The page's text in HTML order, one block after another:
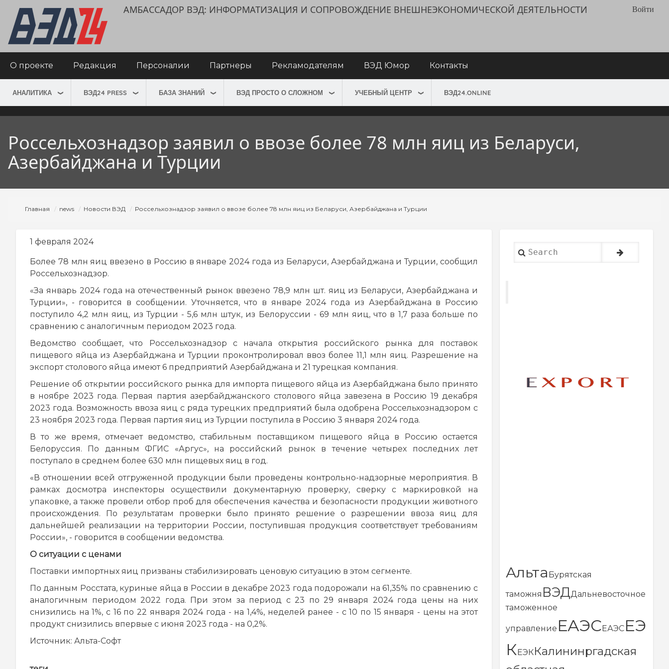
Перейти
основному
содержанию
User
account
menu
Войти
АМБАССАДОР ВЭД: ИНФОРМАТИЗАЦИЯ И СОПРОВОЖДЕНИЕ ВНЕШНЕЭКОНОМИЧЕСКОЙ ДЕЯТЕЛЬНОСТИ
Main
navigation
О проекте Редакция Персоналии Партнеры Рекламодателям ВЭД Юмор Контакты
АНАЛИТИКА ВЭД24 PRESS БАЗА ЗНАНИЙ ВЭД ПРОСТО О СЛОЖНОМ УЧЕБНЫЙ ЦЕНТР ВЭД24.ONLINE
Россельхознадзор заявил о ввозе более 78 млн яиц из Беларуси,
Азербайджана и Турции
Строка
Главная news Новости ВЭД Россельхознадзор заявил о ввозе более 78 млн яиц из Беларуси, Азербайджана и Турции
1 февраля 2024
Более 78 млн яиц ввезено в Россию в январе 2024 года из Беларуси, Азербайджана и Турции, сообщил
Россельхознадзор.
«За январь 2024 года на отечественный рынок ввезено 78,9 млн шт. яиц из Беларуси, Азербайджана и
Турции», - говорится в сообщении. Уточняется, что в январе 2024 года из Азербайджана в Россию
поступило 4,2 млн яиц, из Турции - 5,6 млн штук, из Белоруссии - 69 млн яиц, что в 1,7 раза больше по
сравнению с аналогичным периодом 2023 года.
Ведомство сообщает, что Россельхознадзор с начала открытия российского рынка для поставок
пищевого яйца из Азербайджана и Турции проконтролировал ввоз более 11,1 млн яиц. Разрешение на
экспорт столового яйца имеют 6 предприятий Азербайджана и 21 турецкая компания.
Решение об открытии российского рынка для импорта пищевого яйца из Азербайджана было принято
в ноябре 2023 года. Первая партия азербайджанского столового яйца завезена в Россию 19 декабря
2023 года. Возможность ввоза яиц с ряда турецких предприятий была одобрена Россельхознадзором с
23 ноября 2023 года. Первая партия яиц из Турции поступила в Россию 3 января 2024 года.
В то же время, отмечает ведомство, стабильным поставщиком пищевого яйца в Россию остается
Белоруссия. По данным ФГИС «Аргус», на российский рынок в течение четырех последних лет
поступало в среднем более 630 млн пищевых яиц в год.
«В отношении всей отгруженной продукции были проведены контрольно-надзорные мероприятия. В
рамках досмотра инспекторы осуществили документарную проверку, сверку с маркировкой на
упаковке, а также провели отбор проб для обеспечения качества и безопасности продукции животного
происхождения. По результатам проверки было принято решение о разрешении ввоза яиц для
дальнейшей реализации на территории России, поступившая продукция соответствует требованиям
России», - говорится в сообщении ведомства.
О ситуации с ценами
Поставки импортных яиц призваны стабилизировать ценовую ситуацию в этом сегменте.
По данным Росстата, куриные яйца в России в декабре 2023 года подорожали на 61,35% по сравнению с
аналогичным периодом 2022 года. При этом за период с 23 по 29 января 2024 года цены на них
снизились на 1%, с 16 по 22 января 2024 года - на 1,4%, неделей ранее - с 10 по 15 января - цены на этот
продукт снизились впервые с июня 2023 года - на 0,2%.
Источник: Альта-Софт
Search
Альта Бурятская
таможня ВЭДДальневосточное
таможенное
управление ЕАЭСЕАЭСЕЭ
КЕЭККалининргадская